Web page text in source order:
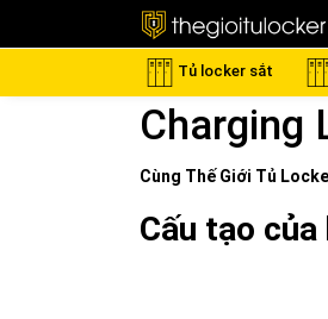
Tủ locker sắt
Charging
Cùng Thế Giới Tủ
Cấu tạo